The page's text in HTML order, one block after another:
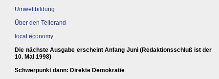
Umweltbildung
Über den Tellerand
local economy
Die nächste Ausgabe erscheint Anfang Juni (Redaktionsschluß ist der
10. Mai 1998)
Schwerpunkt dann: Direkte Demokratie